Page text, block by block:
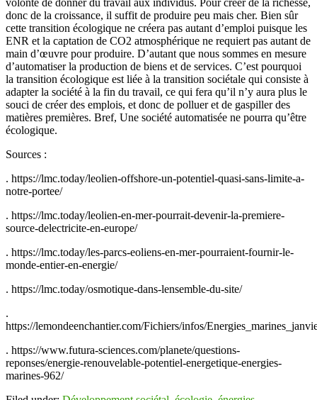
donc de la croissance, il suffit de produire peu mais cher. Bien sûr
cette transition écologique ne créera pas autant d’emploi puisque les
ENR et la captation de CO2 atmosphérique ne requiert pas autant de
main d’œuvre pour produire. D’autant que nous sommes en mesure
d’automatiser la production de biens et de services. C’est pourquoi
la transition écologique est liée à la transition sociétale qui consiste à
adapter la société à la fin du travail, ce qui fera qu’il n’y aura plus le
souci de créer des emplois, et donc de polluer et de gaspiller des
matières premières. Bref, Une société automatisée ne pourra qu’être
écologique.
Sources :
. https://lmc.today/leolien-offshore-un-potentiel-quasi-sans-limite-a-
notre-portee/
. https://lmc.today/leolien-en-mer-pourrait-devenir-la-premiere-
source-delectricite-en-europe/
. https://lmc.today/les-parcs-eoliens-en-mer-pourraient-fournir-le-
monde-entier-en-energie/
. https://lmc.today/osmotique-dans-lensemble-du-site/
.
https://lemondeenchantier.com/Fichiers/infos/
. https://www.futura-sciences.com/planete/questions-
reponses/energie-renouvelable-potentiel-energetique-energies-
marines-962/